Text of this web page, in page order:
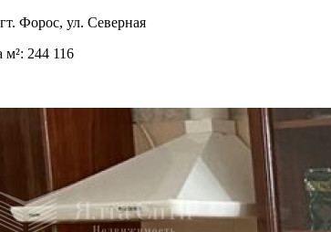
Форос, ул. Северная
м²: 244 116